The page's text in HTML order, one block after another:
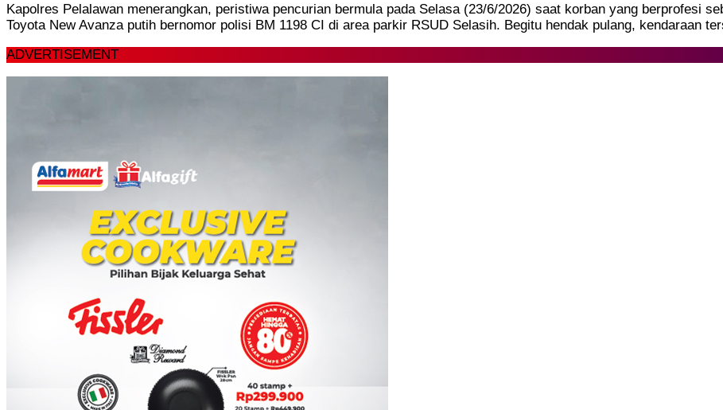
Kapolres Pelalawan menerangkan, peristiwa pencurian bermula pada Selasa (23/6/2026) saat korban yang berprofesi
Toyota New Avanza putih bernomor polisi BM 1198 CI di area parkir RSUD Selasih. Begitu hendak pulang, kendaraan
ADVERTISEMENT